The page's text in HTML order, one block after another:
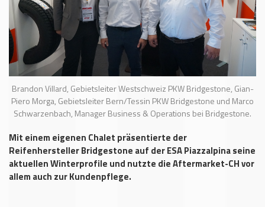
Brandon Villard, Gebietsleiter Westschweiz PKW Bridgestone, Gian-
Piero Morga, Gebietsleiter Bern/Tessin PKW Bridgestone und Marco
Schwarzenbach, Manager Business & Operations bei Bridgestone.
Mit einem eigenen Chalet präsentierte der
Reifenhersteller Bridgestone auf der ESA Piazzalpina seine
aktuellen Winterprofile und nutzte die Aftermarket-CH vor
allem auch zur Kundenpflege.